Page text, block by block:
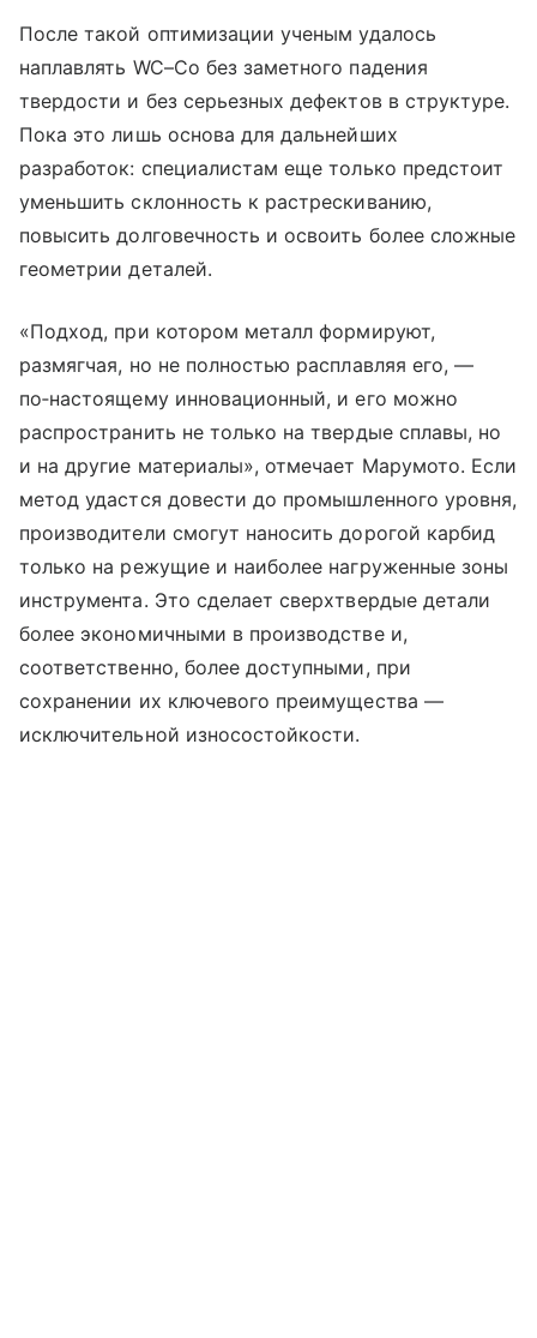
После такой оптимизации ученым удалось
наплавлять WC–Co без заметного падения
твердости и без серьезных дефектов в структуре.
Пока это лишь основа для дальнейших
разработок: специалистам еще только предстоит
уменьшить склонность к растрескиванию,
повысить долговечность и освоить более сложные
геометрии деталей.
«Подход, при котором металл формируют,
размягчая, но не полностью расплавляя его, —
по‑настоящему инновационный, и его можно
распространить не только на твердые сплавы, но
и на другие материалы», отмечает Марумото. Если
метод удастся довести до промышленного уровня,
производители смогут наносить дорогой карбид
только на режущие и наиболее нагруженные зоны
инструмента. Это сделает сверхтвердые детали
более экономичными в производстве и,
соответственно, более доступными, при
сохранении их ключевого преимущества —
исключительной износостойкости.